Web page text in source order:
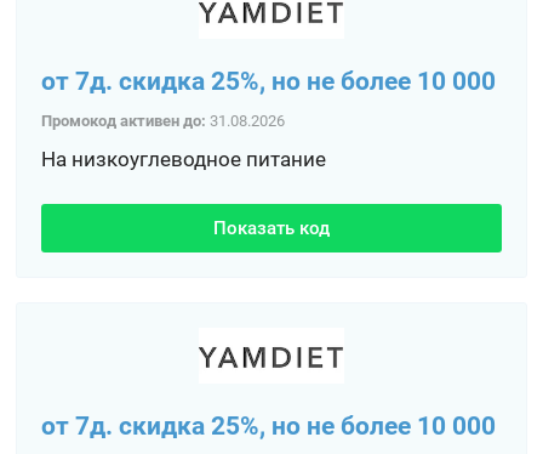
от 7д. скидка 25%, но не более 10 000
Промокод активен до: 31.08.2026
На низкоуглеводное питание
Показать код
от 7д. скидка 25%, но не более 10 000